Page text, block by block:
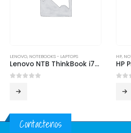
LENOVO, NOTEBOOKS - LAPTOPS
Lenovo NTB ThinkBook i7-13700H 16GB 512GB 14inch Win11Pro
HP,
Contactenos